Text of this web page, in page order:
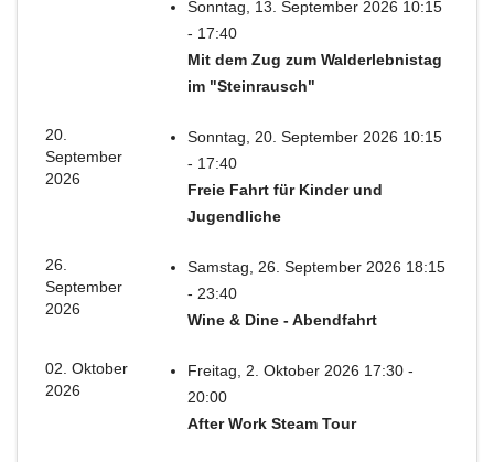
Sonntag, 13. September 2026 10:15
- 17:40
Mit dem Zug zum Walderlebnistag
im "Steinrausch"
20.
September
2026
Sonntag, 20. September 2026 10:15
- 17:40
Freie Fahrt für Kinder und
Jugendliche
26.
September
2026
Samstag, 26. September 2026 18:15
- 23:40
Wine & Dine - Abendfahrt
02. Oktober
2026
Freitag, 2. Oktober 2026 17:30 -
20:00
After Work Steam Tour